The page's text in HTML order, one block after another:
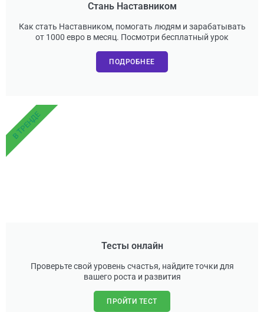
Стань Наставником
Как стать Наставником, помогать людям и зарабатывать
от 1000 евро в месяц. Посмотри бесплатный урок
ПОДРОБНЕЕ
Тесты онлайн
Проверьте свой уровень счастья, найдите точки для
вашего роста и развития
ПРОЙТИ ТЕСТ
В ТРЕНДЕ